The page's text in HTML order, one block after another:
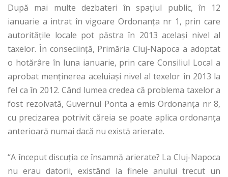
După mai multe dezbateri în spațiul public, în 12
ianuarie a intrat în vigoare Ordonanța nr 1, prin care
autoritățile locale pot păstra în 2013 același nivel al
taxelor. În conseciință, Primăria Cluj-Napoca a adoptat
o hotărâre în luna ianuarie, prin care Consiliul Local a
aprobat menținerea aceluiași nivel al texelor în 2013 la
fel ca în 2012. Când lumea credea că problema taxelor a
fost rezolvată, Guvernul Ponta a emis Ordonanța nr 8,
cu precizarea potrivit căreia se poate aplica ordonanța
anterioară numai dacă nu există arierate.
“A început discuția ce însamnă arierate? La Cluj-Napoca
nu erau datorii, existând la finele anului trecut un